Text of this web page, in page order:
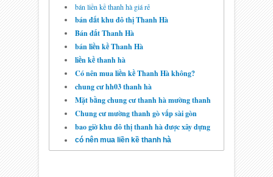
Chung Cư CT3 Tây Nam
Linh Đàm HUD3 Bán Giá
Hợp Lý
29 May 2014
Chung Cư HH4 Linh Đàm -
Danh Sách Báo Giá Căn Hộ
14 2014 undefined
bán liền kề thanh hà giá rẻ
bán đất khu đô thị Thanh Hà
Bán đất Thanh Hà
bán liền kề Thanh Hà
liền kề thanh hà
Có nên mua liền kề Thanh Hà không?
chung cư hh03 thanh hà
Mặt bằng chung cư thanh hà mường thanh
Chung cư mường thanh gò vấp sài gòn
bao giờ khu đô thị thanh hà được xây dựng
có nên mua liền kề thanh hà